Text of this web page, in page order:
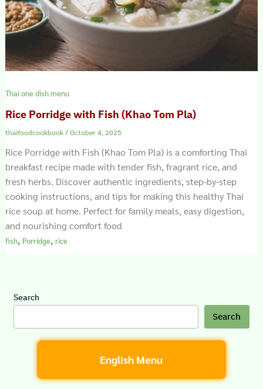
Thai one dish menu
Rice Porridge with Fish (Khao Tom Pla)
thaifoodcookbook/October 4, 2025
Rice Porridge with Fish (Khao Tom Pla) is a comforting Thai
breakfast recipe made with tender fish, fragrant rice, and
fresh herbs. Discover authentic ingredients, step-by-step
cooking instructions, and tips for making this healthy Thai
rice soup at home. Perfect for family meals, easy digestion,
and nourishing comfort food
fish, Porridge, rice
Search
Search
English Menu